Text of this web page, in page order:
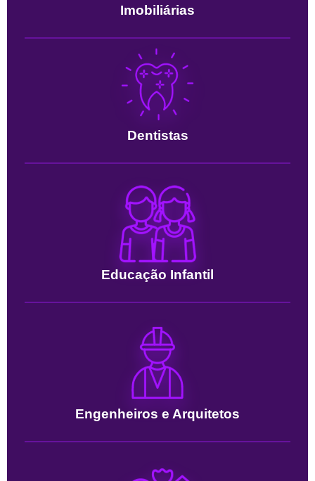
Imobiliárias
Dentistas
Educação Infantil
Engenheiros e Arquitetos